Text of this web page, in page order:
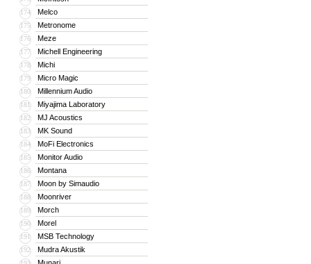
174 Melco
175 Metronome
176 Meze
177 Michell Engineering
178 Michi
179 Micro Magic
180 Millennium Audio
181 Miyajima Laboratory
182 MJ Acoustics
183 MK Sound
184 MoFi Electronics
185 Monitor Audio
186 Montana
187 Moon by Simaudio
188 Moonriver
189 Morch
190 Morel
191 MSB Technology
192 Mudra Akustik